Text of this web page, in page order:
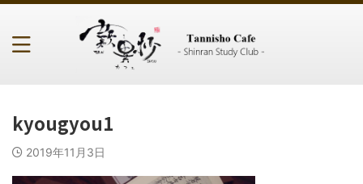
kyougyou1
2019年11月3日